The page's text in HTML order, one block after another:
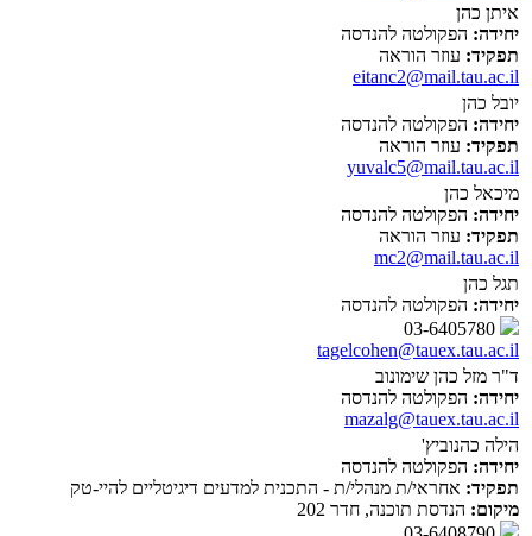
איתן כהן
יחידה: הפקולטה להנדסה
תפקיד: עוזר הוראה
eitanc2@mail.tau.ac.il
יובל כהן
יחידה: הפקולטה להנדסה
תפקיד: עוזר הוראה
yuvalc5@mail.tau.ac.il
מיכאל כהן
יחידה: הפקולטה להנדסה
תפקיד: עוזר הוראה
mc2@mail.tau.ac.il
תגל כהן
יחידה: הפקולטה להנדסה
tagelcohen@tauex.tau.ac.il
ד"ר מזל כהן שימונוב
יחידה: הפקולטה להנדסה
mazalg@tauex.tau.ac.il
הילה כהנוביץ'
יחידה: הפקולטה להנדסה
תפקיד: אחראי/ת מנהלי/ת - התכנית למדעים דיגיטליים להיי-טק
מיקום: הנדסת תוכנה, חדר 202